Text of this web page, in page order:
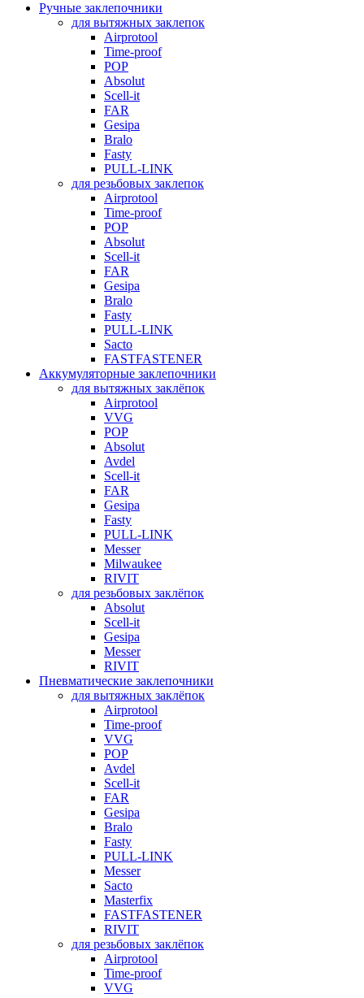
Ручные заклепочники
для вытяжных заклепок
Airprotool
Time-proof
POP
Absolut
Scell-it
FAR
Gesipa
Bralo
Fasty
PULL-LINK
для резьбовых заклепок
Airprotool
Time-proof
POP
Absolut
Scell-it
FAR
Gesipa
Bralo
Fasty
PULL-LINK
Sacto
FASTFASTENER
Аккумуляторные заклепочники
для вытяжных заклёпок
Airprotool
VVG
POP
Absolut
Avdel
Scell-it
FAR
Gesipa
Fasty
PULL-LINK
Messer
Milwaukee
RIVIT
для резьбовых заклёпок
Absolut
Scell-it
Gesipa
Messer
RIVIT
Пневматические заклепочники
для вытяжных заклёпок
Airprotool
Time-proof
VVG
POP
Avdel
Scell-it
FAR
Gesipa
Bralo
Fasty
PULL-LINK
Messer
Sacto
Masterfix
FASTFASTENER
RIVIT
для резьбовых заклёпок
Airprotool
Time-proof
VVG